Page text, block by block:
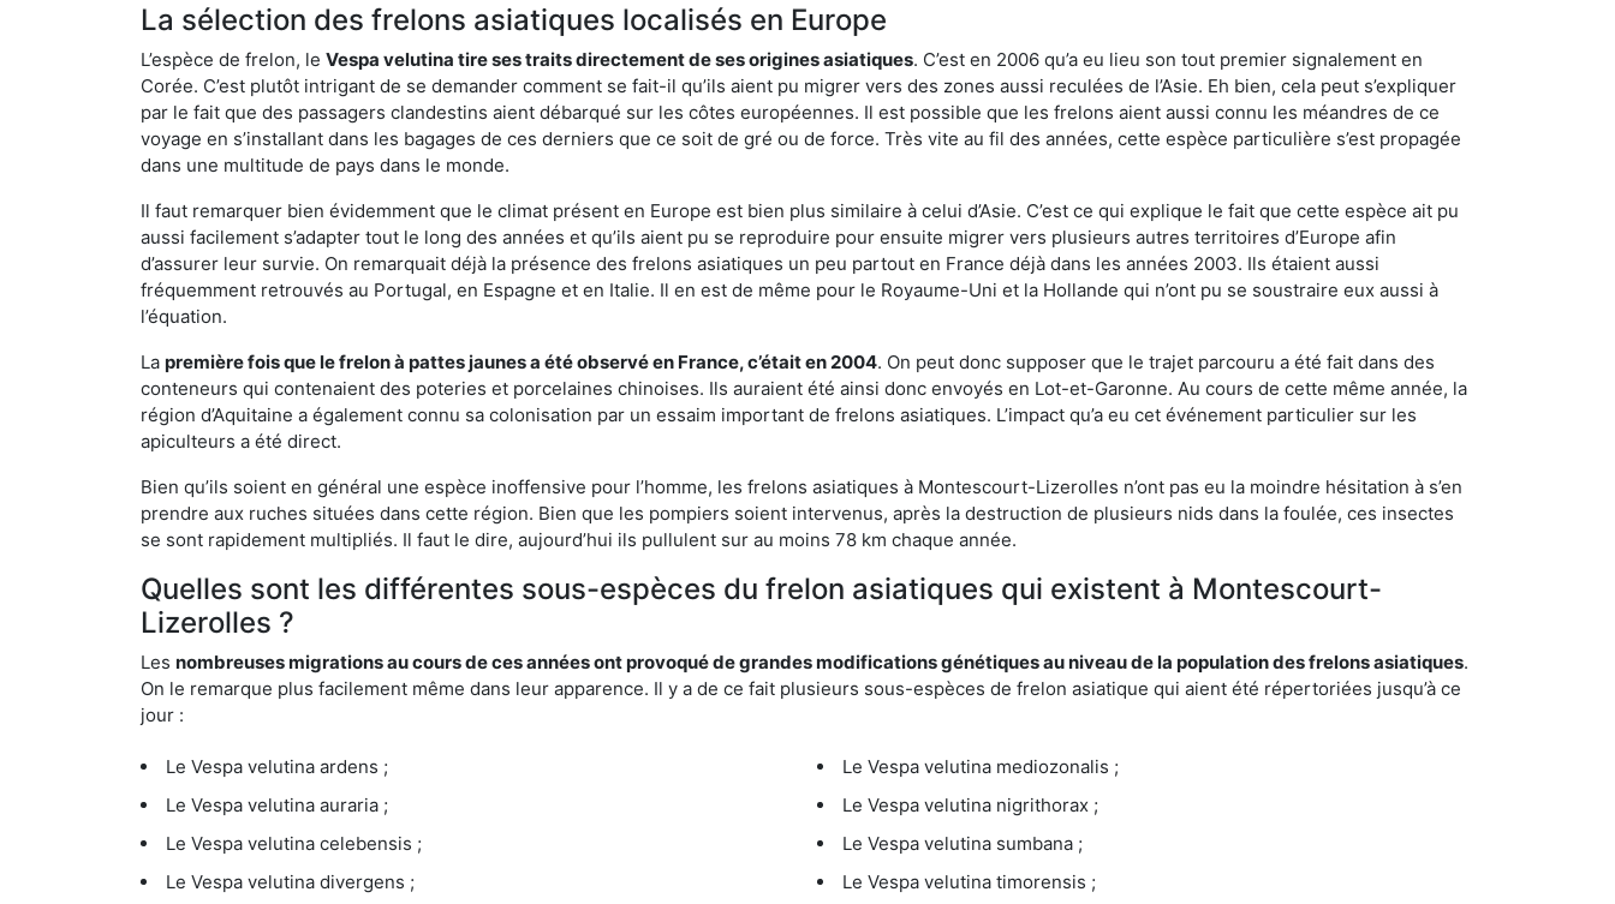
La sélection des frelons asiatiques localisés en Europe
L’espèce de frelon, le Vespa velutina tire ses traits directement de ses origines asiatiques. C’est en 2006 qu’a eu lieu son tout premier signalement en
Corée. C’est plutôt intrigant de se demander comment se fait-il qu’ils aient pu migrer vers des zones aussi reculées de l’Asie. Eh bien, cela peut s’expliquer
par le fait que des passagers clandestins aient débarqué sur les côtes européennes. Il est possible que les frelons aient aussi connu les méandres de ce
voyage en s’installant dans les bagages de ces derniers que ce soit de gré ou de force. Très vite au fil des années, cette espèce particulière s’est propagée
dans une multitude de pays dans le monde.
Il faut remarquer bien évidemment que le climat présent en Europe est bien plus similaire à celui d’Asie. C’est ce qui explique le fait que cette espèce ait pu
aussi facilement s’adapter tout le long des années et qu’ils aient pu se reproduire pour ensuite migrer vers plusieurs autres territoires d’Europe afin
d’assurer leur survie. On remarquait déjà la présence des frelons asiatiques un peu partout en France déjà dans les années 2003. Ils étaient aussi
fréquemment retrouvés au Portugal, en Espagne et en Italie. Il en est de même pour le Royaume-Uni et la Hollande qui n’ont pu se soustraire eux aussi à
l’équation.
La première fois que le frelon à pattes jaunes a été observé en France, c’était en 2004. On peut donc supposer que le trajet parcouru a été fait dans des
conteneurs qui contenaient des poteries et porcelaines chinoises. Ils auraient été ainsi donc envoyés en Lot-et-Garonne. Au cours de cette même année, la
région d’Aquitaine a également connu sa colonisation par un essaim important de frelons asiatiques. L’impact qu’a eu cet événement particulier sur les
apiculteurs a été direct.
Bien qu’ils soient en général une espèce inoffensive pour l’homme, les frelons asiatiques à Montescourt-Lizerolles n’ont pas eu la moindre hésitation à s’en
prendre aux ruches situées dans cette région. Bien que les pompiers soient intervenus, après la destruction de plusieurs nids dans la foulée, ces insectes
se sont rapidement multipliés. Il faut le dire, aujourd’hui ils pullulent sur au moins 78 km chaque année.
Quelles sont les différentes sous-espèces du frelon asiatiques qui existent à Montescourt-
Lizerolles ?
Les nombreuses migrations au cours de ces années ont provoqué de grandes modifications génétiques au niveau de la population des frelons asiatiques.
On le remarque plus facilement même dans leur apparence. Il y a de ce fait plusieurs sous-espèces de frelon asiatique qui aient été répertoriées jusqu’à ce
jour :
Le Vespa velutina ardens ;
Le Vespa velutina auraria ;
Le Vespa velutina celebensis ;
Le Vespa velutina divergens ;
Le Vespa velutina mediozonalis ;
Le Vespa velutina nigrithorax ;
Le Vespa velutina sumbana ;
Le Vespa velutina timorensis ;